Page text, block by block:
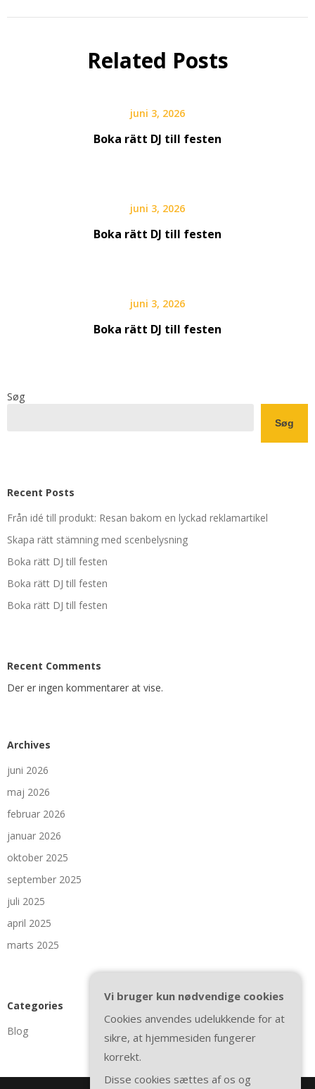
Related Posts
juni 3, 2026
Boka rätt DJ till festen
juni 3, 2026
Boka rätt DJ till festen
juni 3, 2026
Boka rätt DJ till festen
Søg
Søg
Recent Posts
Från idé till produkt: Resan bakom en lyckad reklamartikel
Skapa rätt stämning med scenbelysning
Boka rätt DJ till festen
Boka rätt DJ till festen
Boka rätt DJ till festen
Recent Comments
Der er ingen kommentarer at vise.
Archives
juni 2026
maj 2026
februar 2026
januar 2026
oktober 2025
september 2025
juli 2025
april 2025
marts 2025
Categories
Blog
Vi bruger kun nødvendige cookies
Cookies anvendes udelukkende for at
sikre, at hjemmesiden fungerer
korrekt.
Disse cookies sættes af os og